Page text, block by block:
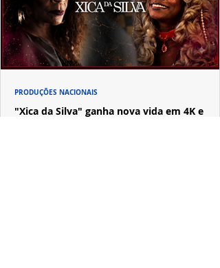
"Xica da Silva" ganha nova vida em 4K e
PRODUÇÕES NACIONAIS